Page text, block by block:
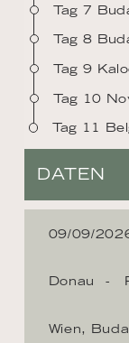
Tag 7
Tag 8
Tag 9
Tag 10
Tag 11
DATEN
09/09/
Donau
Wien,